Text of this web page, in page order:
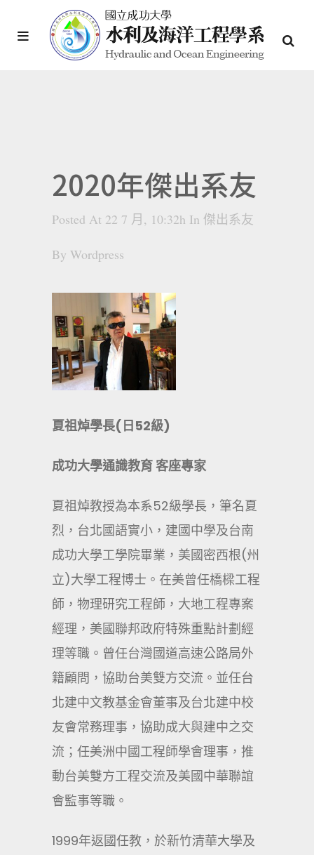
2020年傑出系友
Posted At 22 7 月, 10:32h In 傑出系友
By Wordpress
夏祖焯學長(日52級)
成功大學通識教育 客座專家
夏祖焯教授為本系52級學長，筆名夏
烈，台北國語實小，建國中學及台南
成功大學工學院畢業，美國密西根(州
立)大學工程博士。在美曾任橋樑工程
師，物理研究工程師，大地工程專案
經理，美國聯邦政府特殊重點計劃經
理等職。曾任台灣國道高速公路局外
籍顧問，協助台美雙方交流。並任台
北建中文教基金會董事及台北建中校
友會常務理事，協助成大與建中之交
流；任美洲中國工程師學會理事，推
動台美雙方工程交流及美國中華聯誼
會監事等職。
1999年返國任教，於新竹清華大學及